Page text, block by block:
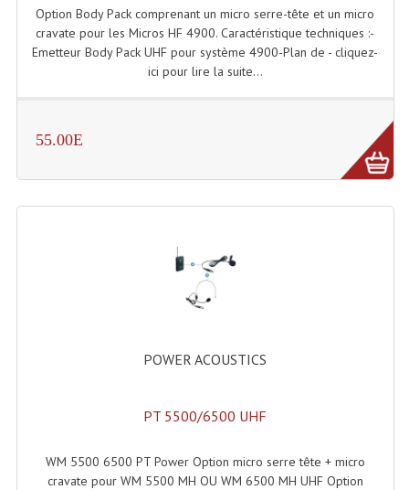
Enceintes Monitoring
Filtres Actifs, Correcteurs
Haut-Parleurs Amplis Guitare
Tweeters Pour Enceintes
Platines Disque Vinyles
Lecteurs Double Cd Mixage Intégrée
Option Body Pack comprenant un micro serre-tête et un micro
cravate pour les Micros HF 4900. Caractéristique techniques :-
Emetteur Body Pack UHF pour système 4900-Plan de - cliquez-
ici pour lire la suite...
55.00E
POWER ACOUSTICS
PT 5500/6500 UHF
WM 5500 6500 PT Power Option micro serre tête + micro
cravate pour WM 5500 MH OU WM 6500 MH UHF Option